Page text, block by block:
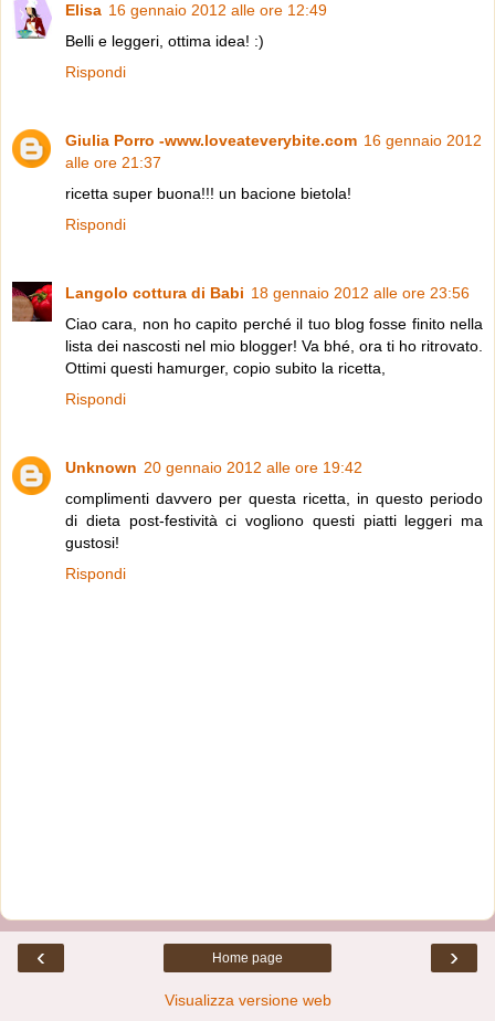
Elisa 16 gennaio 2012 alle ore 12:49
Belli e leggeri, ottima idea! :)
Rispondi
Giulia Porro -www.loveateverybite.com 16 gennaio 2012
alle ore 21:37
ricetta super buona!!! un bacione bietola!
Rispondi
Langolo cottura di Babi 18 gennaio 2012 alle ore 23:56
Ciao cara, non ho capito perché il tuo blog fosse finito nella
lista dei nascosti nel mio blogger! Va bhé, ora ti ho ritrovato.
Ottimi questi hamurger, copio subito la ricetta,
Rispondi
Unknown 20 gennaio 2012 alle ore 19:42
complimenti davvero per questa ricetta, in questo periodo
di dieta post-festività ci vogliono questi piatti leggeri ma
gustosi!
Rispondi
‹ ›
Home page
Visualizza versione web